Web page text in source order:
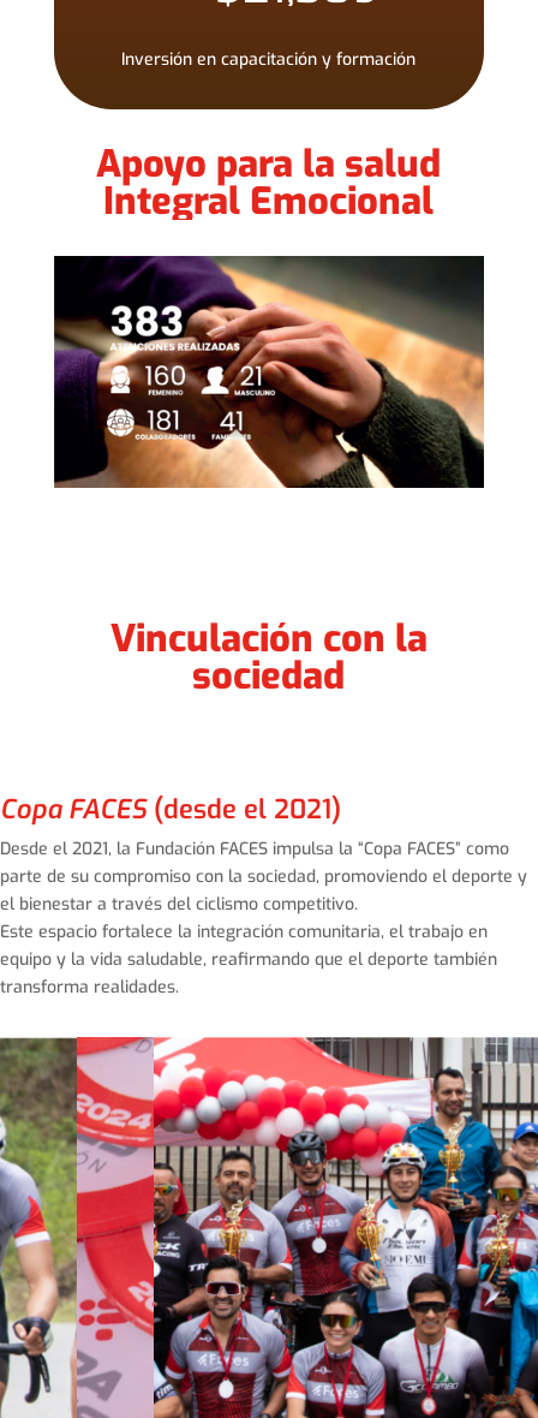
Inversión en capacitación y formación
Apoyo para la salud
Integral Emocional
Vinculación con la
sociedad
Copa FACES(desde el 2021)
Desde el 2021, la Fundación FACES impulsa la “Copa FACES” como
parte de su compromiso con la sociedad, promoviendo el deporte y
el bienestar a través del ciclismo competitivo.
Este espacio fortalece la integración comunitaria, el trabajo en
equipo y la vida saludable, reafirmando que el deporte también
transforma realidades.